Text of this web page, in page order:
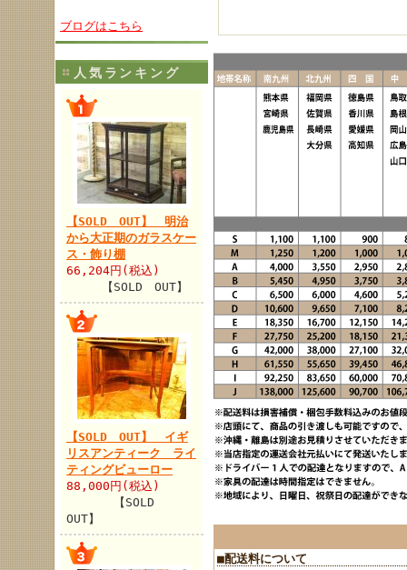
ブログはこちら
人気ランキング
【SOLD OUT】 明治
から大正期のガラスケー
ス・飾り棚
66,204円(税込)
【SOLD OUT】
【SOLD OUT】 イギ
リスアンティーク ライ
ティングビューロー
88,000円(税込)
【SOLD
OUT】
■配送料について